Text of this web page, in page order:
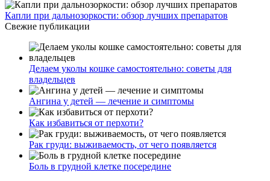
Капли при дальнозоркости: обзор лучших препаратов
Свежие публикации
Делаем уколы кошке самостоятельно: советы для
владельцев
Ангина у детей — лечение и симптомы
Как избавиться от перхоти?
Рак груди: выживаемость, от чего появляется
Боль в грудной клетке посередине